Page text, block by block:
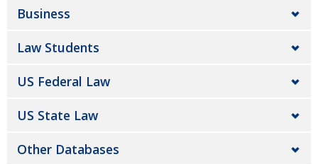
Business
Law Students
US Federal Law
US State Law
Other Databases